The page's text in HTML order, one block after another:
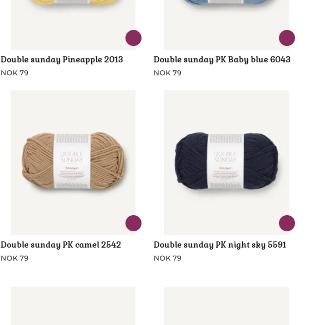
Double sunday Pineapple 2013
NOK 79
Double sunday PK Baby blue 6043
NOK 79
Double sunday PK camel 2542
NOK 79
Double sunday PK night sky 5591
NOK 79